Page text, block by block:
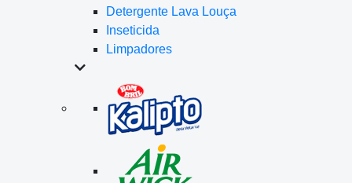
Detergente Lava Louça
Inseticida
Limpadores